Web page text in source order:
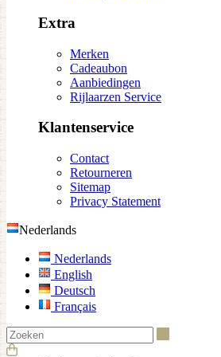
Extra
Merken
Cadeaubon
Aanbiedingen
Rijlaarzen Service
Klantenservice
Contact
Retourneren
Sitemap
Privacy Statement
Nederlands
Nederlands
English
Deutsch
Français